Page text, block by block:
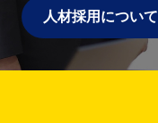
人材採用について